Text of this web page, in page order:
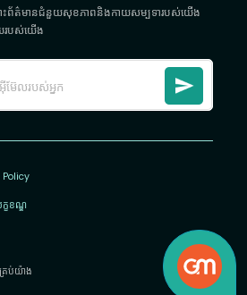
ោះព័ត៌មានជំនួយសុខភាពនិងកាយសម្បទារបស់យើង
របស់យើង
ខខណ្ឌ
រប់យ៉ាង